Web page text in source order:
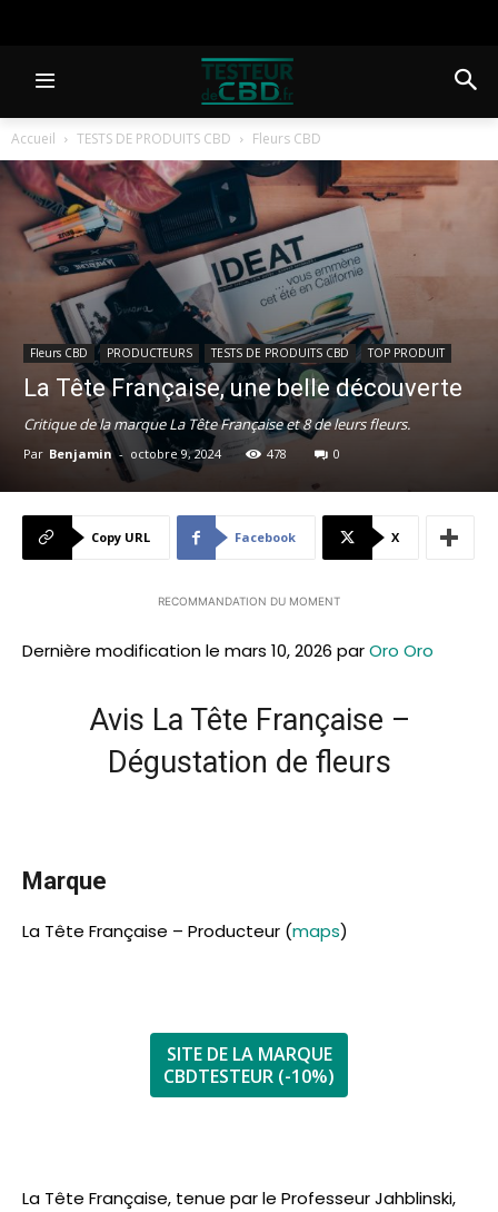
Accueil TESTS DE PRODUITS CBD Fleurs CBD
Fleurs CBD PRODUCTEURS TESTS DE PRODUITS CBD TOP PRODUIT
La Tête Française, une belle découverte
Critique de la marque La Tête Française et 8 de leurs fleurs.
Par Benjamin - octobre 9, 2024 478 0
Copy URL Facebook X
RECOMMANDATION DU MOMENT
Dernière modification le mars 10, 2026 parOro Oro
Avis La Tête Française –
Dégustation de fleurs
Marque
La Tête Française – Producteur (maps)
SITE DE LA MARQUE
CBDTESTEUR (-10%)
La Tête Française, tenue par le Professeur Jahblinski,